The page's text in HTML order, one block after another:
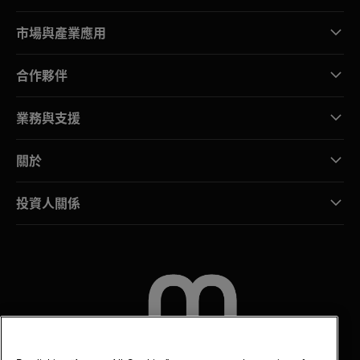
市場與產業應用
合作夥伴
業務與支援
關於
投資人關係